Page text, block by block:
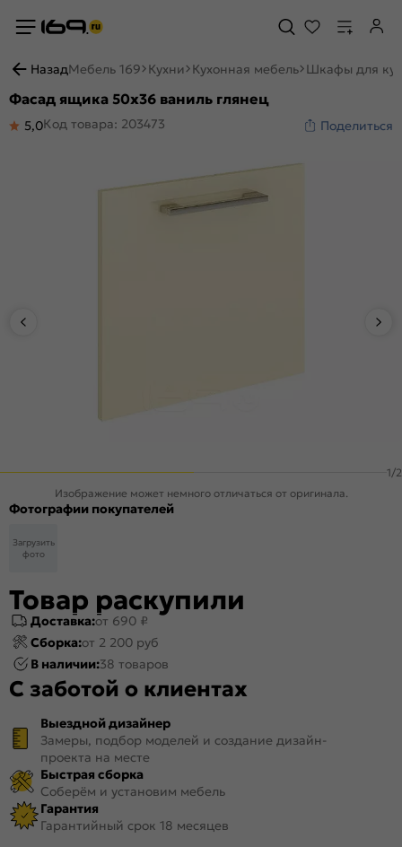
НазадМебель 169 Кухни Кухонная мебель Шкафы для
Фасад ящика 50x36 ваниль глянец
5,0Код товара: 203473 Поделиться
1/2
Изображение может немного отличаться от оригинала.
Фотографии покупателей
Загрузить
фото
Товар раскупили
Доставка:от 690 ₽
Сборка:от 2 200 руб
В наличии:38 товаров
С заботой о клиентах
Выездной дизайнер
Замеры, подбор моделей и создание дизайн-
проекта на месте
Быстрая сборка
Соберём и установим мебель
Гарантия
Гарантийный срок 18 месяцев